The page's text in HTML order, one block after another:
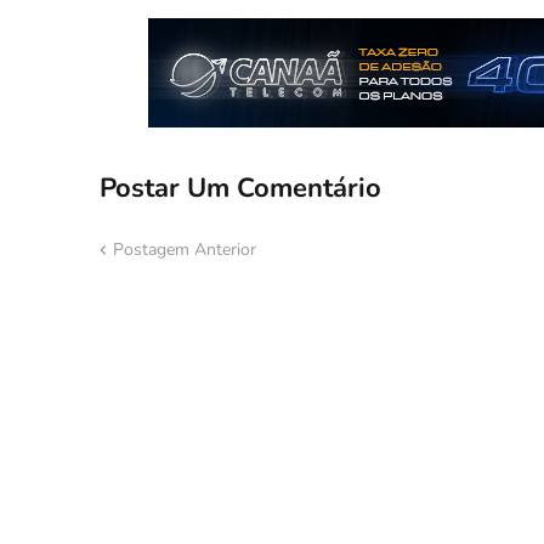
Postar Um Comentário
Postagem Anterior